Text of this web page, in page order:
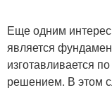
Еще одним
является
изготавливается
решением. В этом